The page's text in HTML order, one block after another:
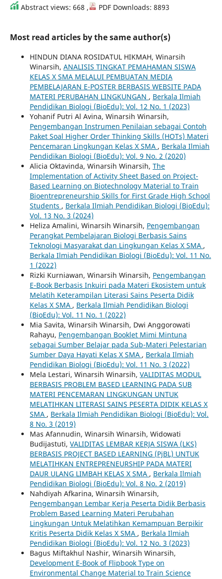
Abstract views: 668 , PDF Downloads: 8893
Most read articles by the same author(s)
HINDUN DIANA ROSIDATUL HIKMAH, Winarsih
Winarsih, ANALISIS TINGKAT PEMAHAMAN SISWA
KELAS X SMA MELALUI PEMBUATAN MEDIA
PEMBELAJARAN E-POSTER BERBASIS WEBSITE PADA
MATERI PERUBAHAN LINGKUNGAN , Berkala Ilmiah
Pendidikan Biologi (BioEdu): Vol. 12 No. 1 (2023)
Yohanif Putri Al Avina, Winarsih Winarsih,
Pengembangan Instrumen Penilaian sebagai Contoh
Paket Soal Higher Order Thinking Skills (HOTs) Materi
Pencemaran Lingkungan Kelas X SMA , Berkala Ilmiah
Pendidikan Biologi (BioEdu): Vol. 9 No. 2 (2020)
Alicia Oktavinda, Winarsih Winarsih, The
Implementation of Activity Sheet Based on Project-
Based Learning on Biotechnology Material to Train
Bioentrepreneurship Skills for First Grade High School
Students , Berkala Ilmiah Pendidikan Biologi (BioEdu):
Vol. 13 No. 3 (2024)
Heliza Amalini, Winarsih Winarsih, Pengembangan
Perangkat Pembelajaran Biologi Berbasis Sains
Teknologi Masyarakat dan Lingkungan Kelas X SMA ,
Berkala Ilmiah Pendidikan Biologi (BioEdu): Vol. 11 No.
1 (2022)
Rizki Kurniawan, Winarsih Winarsih, Pengembangan
E-Book Berbasis Inkuiri pada Materi Ekosistem untuk
Melatih Keterampilan Literasi Sains Peserta Didik
Kelas X SMA , Berkala Ilmiah Pendidikan Biologi
(BioEdu): Vol. 11 No. 1 (2022)
Mia Savita, Winarsih Winarsih, Dwi Anggorowati
Rahayu, Pengembangan Booklet Mimi Mintuna
sebagai Sumber Belajar pada Sub-Materi Pelestarian
Sumber Daya Hayati Kelas X SMA , Berkala Ilmiah
Pendidikan Biologi (BioEdu): Vol. 11 No. 3 (2022)
Mela Lestari, Winarsih Winarsih, VALIDITAS MODUL
BERBASIS PROBLEM BASED LEARNING PADA SUB
MATERI PENCEMARAN LINGKUNGAN UNTUK
MELATIHKAN LITERASI SAINS PESERTA DIDIK KELAS X
SMA , Berkala Ilmiah Pendidikan Biologi (BioEdu): Vol.
8 No. 3 (2019)
Mas Afannudin, Winarsih Winarsih, Widowati
Budijastuti, VALIDITAS LEMBAR KERJA SISWA (LKS)
BERBASIS PROJECT BASED LEARNING (PjBL) UNTUK
MELATIHKAN ENTREPRENEURSHIP PADA MATERI
DAUR ULANG LIMBAH KELAS X SMA , Berkala Ilmiah
Pendidikan Biologi (BioEdu): Vol. 8 No. 2 (2019)
Nahdiyah Afkarina, Winarsih Winarsih,
Pengembangan Lembar Kerja Peserta Didik Berbasis
Problem Based Learning Materi Perubahan
Lingkungan Untuk Melatihkan Kemampuan Berpikir
Kritis Peserta Didik Kelas X SMA , Berkala Ilmiah
Pendidikan Biologi (BioEdu): Vol. 12 No. 3 (2023)
Bagus Miftakhul Nashir, Winarsih Winarsih,
Development E-Book of Flipbook Type on
Environmental Change Material to Train Science